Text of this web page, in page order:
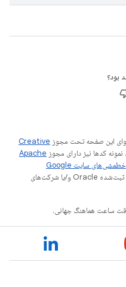
بود؟
این صفحه تحت مجوز Creative
کدها نیز دارای مجوز Apache
خطمشی‌های سایت Google
مراجعه کنید. جاوا علامت تجاری ثبت‌شده Oracle و/یا شرکت‌های